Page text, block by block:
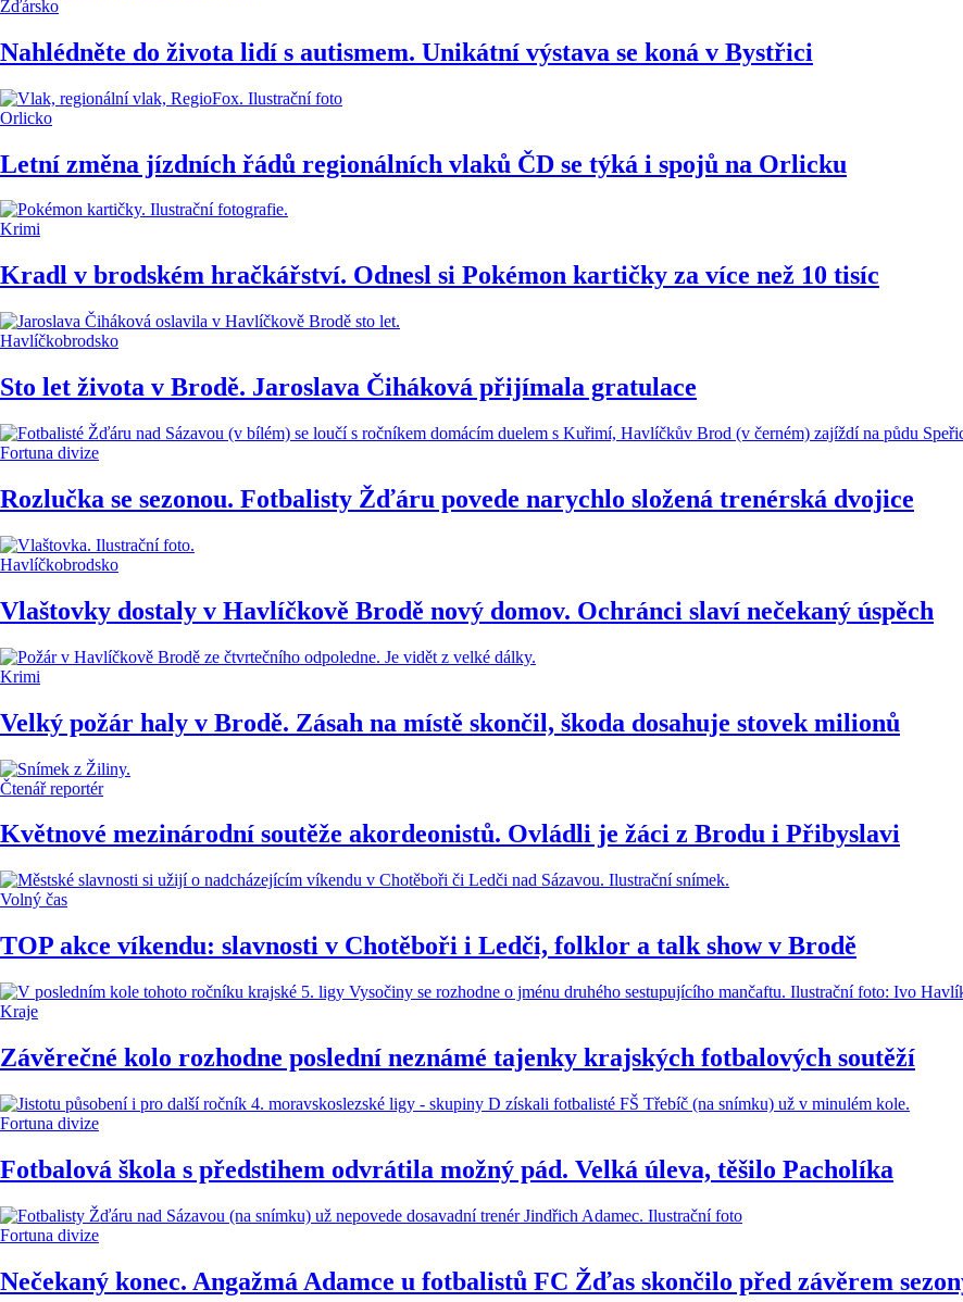
Žďársko
Nahlédněte do života lidí s autismem. Unikátní výstava se koná v Bystřici
Orlicko
Letní změna jízdních řádů regionálních vlaků ČD se týká i spojů na Orlicku
Krimi
Kradl v brodském hračkářství. Odnesl si Pokémon kartičky za více než 10 tisíc
Havlíčkobrodsko
Sto let života v Brodě. Jaroslava Čiháková přijímala gratulace
Fortuna divize
Rozlučka se sezonou. Fotbalisty Žďáru povede narychlo složená trenérská dvojice
Havlíčkobrodsko
Vlaštovky dostaly v Havlíčkově Brodě nový domov. Ochránci slaví nečekaný úspěch
Krimi
Velký požár haly v Brodě. Zásah na místě skončil, škoda dosahuje stovek milionů
Čtenář reportér
Květnové mezinárodní soutěže akordeonistů. Ovládli je žáci z Brodu i Přibyslavi
Volný čas
TOP akce víkendu: slavnosti v Chotěboři i Ledči, folklor a talk show v Brodě
Kraje
Závěrečné kolo rozhodne poslední neznámé tajenky krajských fotbalových soutěží
Fortuna divize
Fotbalová škola s předstihem odvrátila možný pád. Velká úleva, těšilo Pacholíka
Fortuna divize
Nečekaný konec. Angažmá Adamce u fotbalistů FC Žďas skončilo před závěrem